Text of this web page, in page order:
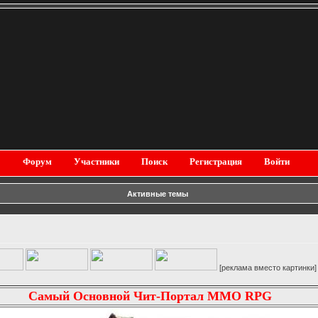
Форум Участники Поиск Регистрация Войти
Активные темы
[реклама вместо картинки]
Самый Основной Чит-Портал MMO RPG